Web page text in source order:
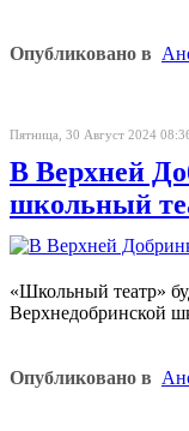
Опубликовано в
Пятница, 30 Август 2024
В Верхней
школьный
«Школьный театр»
Верхнедобринской
Опубликовано в